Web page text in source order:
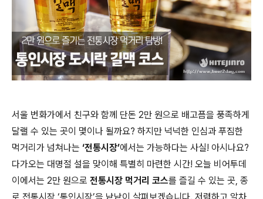
서울 번화가에서 친구와 함께 단돈 2만 원으로 배고픔을 풍족하게
달랠 수 있는 곳이 몇이나 될까요? 하지만 넉넉한 인심과 푸짐한
먹거리가 넘쳐나는 ‘전통시장’에서는 가능하다는 사실! 아시나요?
다가오는 대명절 설을 맞이해 특별히 마련한 시간! 오늘 비어투데
이에서는 2만 원으로 전통시장 먹거리 코스를 즐길 수 있는 곳, 종